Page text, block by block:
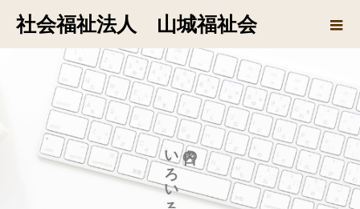
社会福祉法人 山城福祉会
の
い
ろ
い
ろ